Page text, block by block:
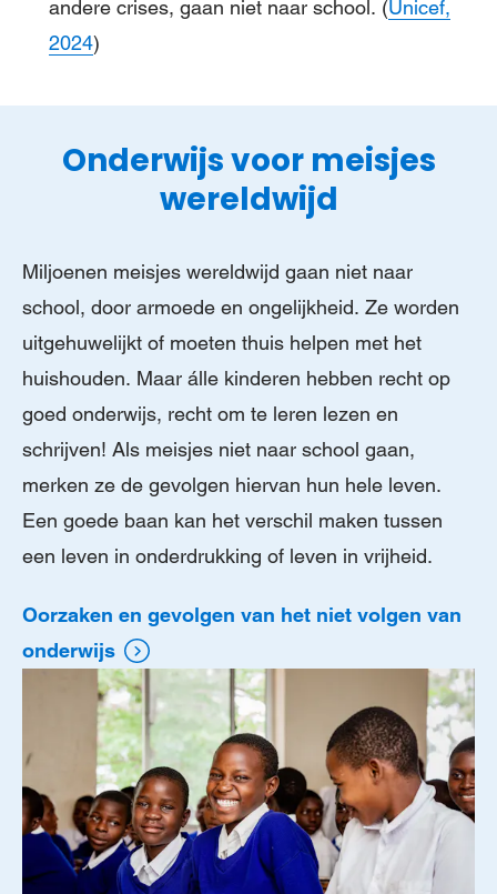
andere crises, gaan niet naar school. (Unicef,
2024)
Onderwijs voor meisjes
wereldwijd
Miljoenen meisjes wereldwijd gaan niet naar
school, door armoede en ongelijkheid. Ze worden
uitgehuwelijkt of moeten thuis helpen met het
huishouden. Maar álle kinderen hebben recht op
goed onderwijs, recht om te leren lezen en
schrijven! Als meisjes niet naar school gaan,
merken ze de gevolgen hiervan hun hele leven.
Een goede baan kan het verschil maken tussen
een leven in onderdrukking of leven in vrijheid.
Oorzaken en gevolgen van het niet volgen van
onderwijs